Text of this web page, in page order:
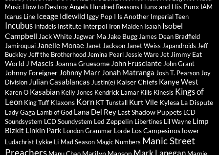
Music How to Destroy Angels Hundred Reasons Hunx and His Punx IAM
Icarus Line Iceage Idlewild Iggy Pop I Is Another Imperial Teen
Incubus Infadels Institute Interpol Iron Maiden Isaïah Isobel
Campbell Jack White Jagwar Ma Jake Bugg James Dean Bradfield
Jamiroquai Janelle Monae Janet Jackson Janet Weiss Japandroids Jeff
Buckley Jeff the Brotherhood Jemina Pearl Jessie Ware Jet Jimmy Eat
World J Mascis Joanna Gruesome John Frusciante John Grant
Johnny Foreigner Johnny Marr Jonah Matranga Josh T. Pearson Joy
Division Julian Casablancas Justin(e) Kaiser Chiefs Kanye West
Karen O Kasabian Kelly Jones Kendrick Lamar Kills Kinesis Kings of
Leon King Tuff Klaxons Korn KT Tunstall Kurt Vile Kylesa La Dispute
Lady Gaga Lamb of God Lana Del Rey Last Shadow Puppets LCD
Soundsystem LCD Soundystem Led Zeppelin Libertines Lil Wayne Limp
Bizkit Linkin Park London Grammar Lorde Los Campesinos lower
Ludachrist Lykke Li Mad Season Magic Numbers Manic Street
Preachers
Marilyn Manson Mark Lanegan